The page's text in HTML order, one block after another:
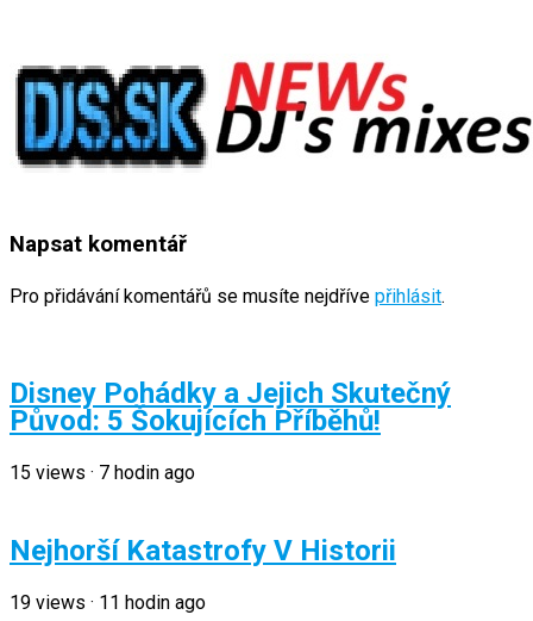
Napsat komentář
Pro přidávání komentářů se musíte nejdříve přihlásit.
Disney Pohádky a Jejich Skutečný
Původ: 5 Šokujících Příběhů!
15 views · 7 hodin ago
Nejhorší Katastrofy V Historii
19 views · 11 hodin ago